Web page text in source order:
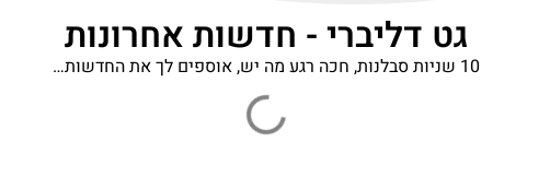
גט דליברי - חדשות אחרונות
10 שניות סבלנות, חכה רגע מה יש, אוספים לך את החדשות…
Deadly Delivery codes November 2025